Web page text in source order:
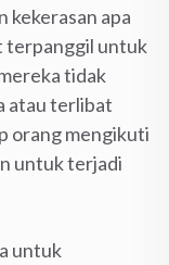
kekerasan apa
terpanggil untuk
tidak
atau terlibat
orang mengikuti
untuk terjadi
untuk